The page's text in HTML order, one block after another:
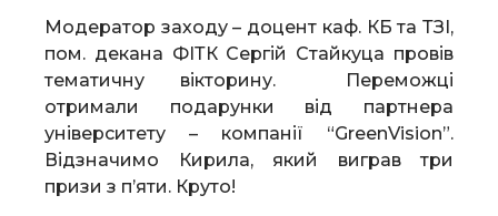
Модератор заходу – доцент каф. КБ та ТЗІ,
пом. декана ФІТК Сергій Стайкуца провів
тематичну вікторину. Переможці
отримали подарунки від партнера
університету – компанії “GreenVision”.
Відзначимо Кирила, який виграв три
призи з п’яти. Круто!